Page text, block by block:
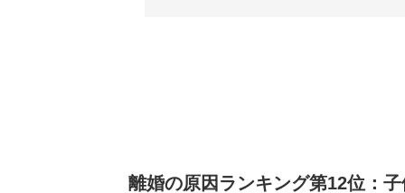
離婚の原因ランキング第12位：